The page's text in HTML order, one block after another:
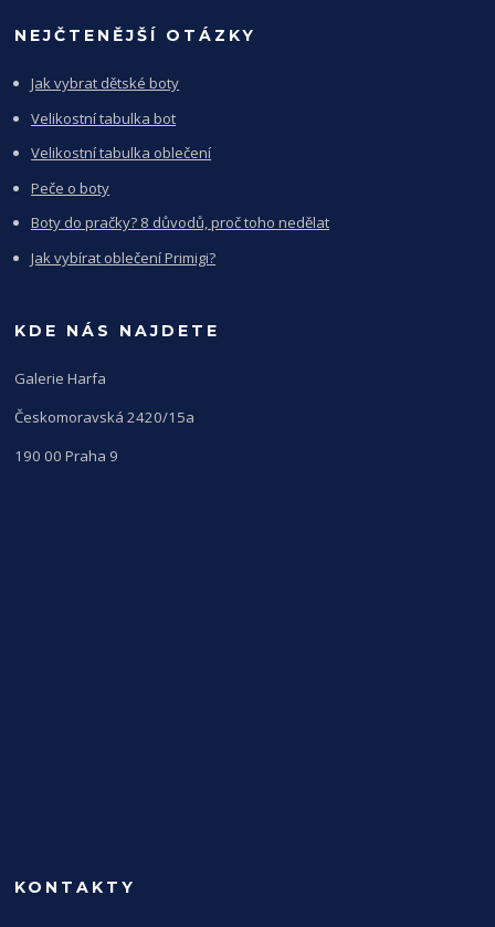
NEJČTENĚJŠÍ OTÁZKY
Jak vybrat dětské boty
Velikostní tabulka bot
Velikostní tabulka oblečení
Peče o boty
Boty do pračky? 8 důvodů, proč toho nedělat
Jak vybírat oblečení Primigi?
KDE NÁS NAJDETE
Galerie Harfa
Českomoravská 2420/15a
190 00 Praha 9
KONTAKTY